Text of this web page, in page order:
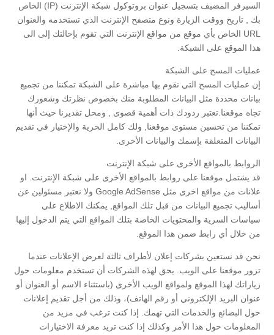
السيرفر المضيف بتسجيل عنوان بروتوكول شبكة الإنترنت (IP) الخاص
بك , تاريخ ووقت الزيارة ونوع متصفح الإنترنت الذي تستخدمه والعنوان
URL الخاص بأي موقع من مواقع الإنترنت التي تقوم بإحالتك إلى الى
هذا الموقع على الشبكة.
عمليات المسح على الشبكة
إن عمليات المسح التي نقوم بها مباشرة على الشبكة تمكننا من تجميع
بيانات محددة مثل البيانات المطلوبة منك بخصوص نظرتك وشعورك
تجاه موقعنا.تعتبر ردودك ذات أهمية قصوى , ومحل تقديرنا حيث أنها
تمكننا من تحسين مستوى موقعنا, ولك كامل الحرية والإختيار في تقديم
البيانات المتعلقة بإسمك والبيانات الأخرى.
الروابط بالمواقع الأخرى على شبكة الإنترنت
قد يشتمل موقعنا على روابط بالمواقع الأخرى على شبكة الإنترنت. او
علانات من مواقع اخرى مثل Google AdSense ولا نعتبر مسئولين عن
أساليب تجميع البيانات من قبل تلك المواقع, يمكنك الاطلاع على
سياسات السرية والمحتويات الخاصة بتلك المواقع التي يتم الدخول إليها
من خلال أي رابط ضمن هذا الموقع.
نحن قد نستعين بشركات إعلان لأطراف ثالثة لعرض الإعلانات عندما
تزور موقعنا على الويب. يحق لهذه الشركات أن تستخدم معلومات حول
زياراتك لهذا الموقع ولمواقع الويب الأخرى (باستثناء الاسم أو العنوان أو
عنوان البريد الإلكتروني أو رقم الهاتف)، وذلك من أجل تقديم إعلانات
حول البضائع والخدمات التي تهمك. إذا كنت ترغب في مزيد من
المعلومات حول هذا الأمر وكذلك إذا كنت تريد معرفة الاختيارات